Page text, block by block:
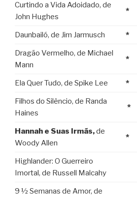
Curtindo a Vida Adoidado, de
John Hughes
*
Daunbailó, de Jim Jarmusch *
Dragão Vermelho, de Michael
Mann
*
Ela Quer Tudo, de Spike Lee *
Filhos do Silêncio, de Randa
Haines
*
Hannah e Suas Irmãs,de
Woody Allen
*
Highlander: O Guerreiro
Imortal, de Russell Malcahy
9 ½ Semanas de Amor, de